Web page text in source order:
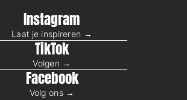
Instagram
Laat je inspireren →
TikTok
Volgen →
Facebook
Volg ons →